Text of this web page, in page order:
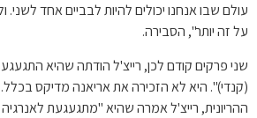
עולם שבו אנחנו יכולים להיות לבביים אחד
על זה יותר", הסבירה.
שני פרקים קודם לכן, רייצ'ל הודתה שהיא
ההריונית, רייצ'ל אמרה שהיא "מתגעגעת